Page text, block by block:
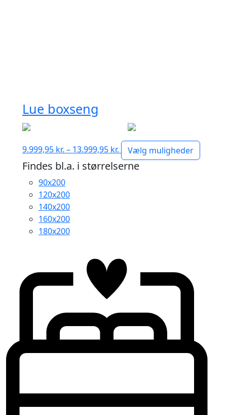
Lue boxseng
9.999,95 kr. – 13.999,95 kr. Prisinterval:
9.999,95 kr.
til
Vælg muligheder
Findes bl.a. i størrelserne
90x200
120x200
140x200
160x200
180x200